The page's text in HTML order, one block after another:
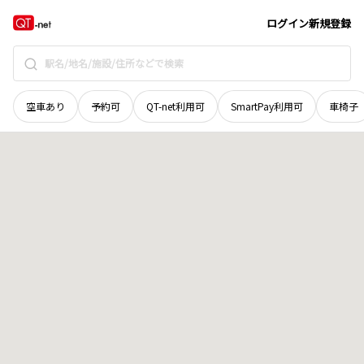
ログイン新規登録
空車あり 予約可 QT-net利用可 SmartPay利用可 車椅子
富山県